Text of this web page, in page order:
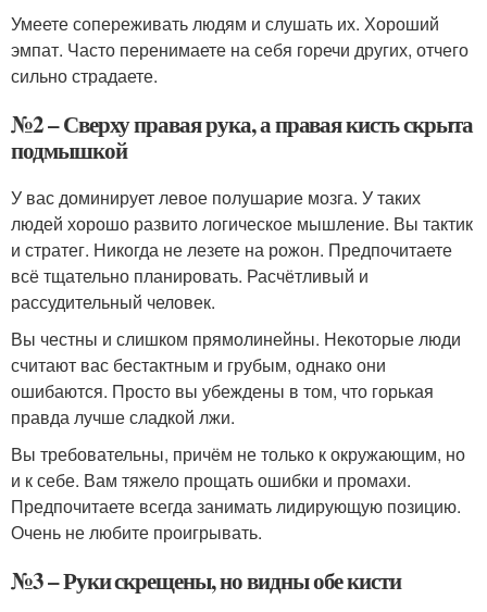
Умеете сопереживать людям и слушать их. Хороший
эмпат. Часто перенимаете на себя горечи других, отчего
сильно страдаете.
№2 – Сверху правая рука, а правая кисть скрыта
подмышкой
У вас доминирует левое полушарие мозга. У таких
людей хорошо развито логическое мышление. Вы тактик
и стратег. Никогда не лезете на рожон. Предпочитаете
всё тщательно планировать. Расчётливый и
рассудительный человек.
Вы честны и слишком прямолинейны. Некоторые люди
считают вас бестактным и грубым, однако они
ошибаются. Просто вы убеждены в том, что горькая
правда лучше сладкой лжи.
Вы требовательны, причём не только к окружающим, но
и к себе. Вам тяжело прощать ошибки и промахи.
Предпочитаете всегда занимать лидирующую позицию.
Очень не любите проигрывать.
№3 – Руки скрещены, но видны обе кисти